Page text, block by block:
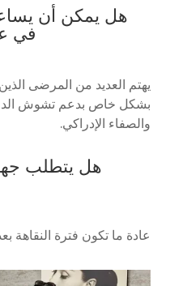
في
بشكل خاص بدعم تشوش
والصفاء الإدراكي.
عادة ما تكون فترة النقاهة